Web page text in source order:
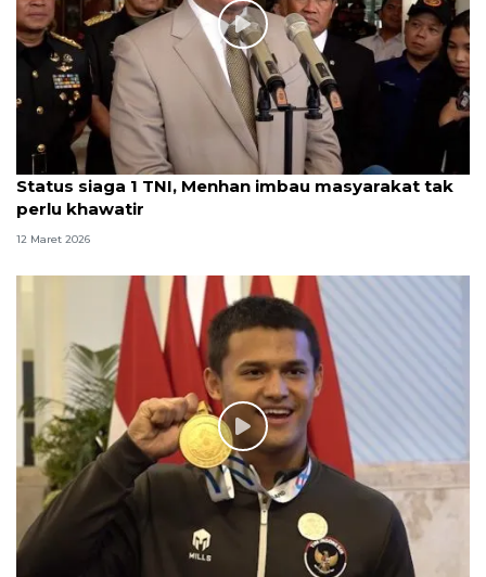
Status siaga 1 TNI, Menhan imbau masyarakat tak
perlu khawatir
12 Maret 2026